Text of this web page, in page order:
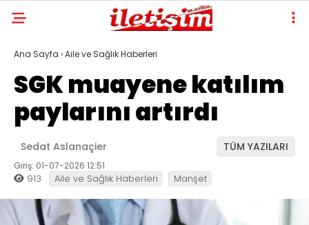
Ana Sayfa ›Aile ve Sağlık Haberleri
SGK muayene katılım
paylarını artırdı
Sedat Aslanaçier TÜM YAZILARI
Giriş: 01-07-2026 12:51
913 Aile ve Sağlık Haberleri Manşet